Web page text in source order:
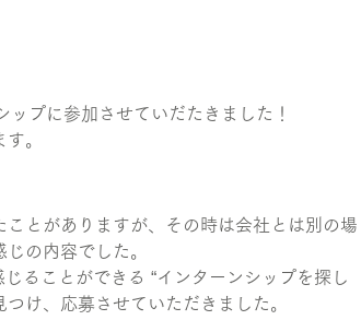
プに参加させていだたきました！
。
とがありますが、その時は会社とは別の場
の内容でした。
ることができる “インターンシップを探し
け、応募させていただきました。